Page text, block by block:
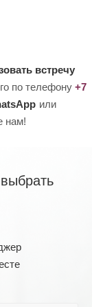
встречу
по телефону +7
или
нам!